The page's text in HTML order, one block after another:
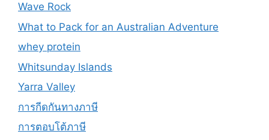
Wave Rock
What to Pack for an Australian Adventure
whey protein
Whitsunday Islands
Yarra Valley
การกีดกันทางภาษี
การตอบโต้ภาษี